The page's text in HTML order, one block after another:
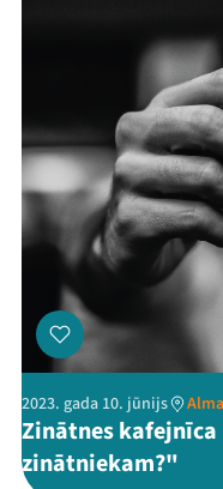
2023. gada 10. jūnijs
Zinātnes
zinātniekam?"